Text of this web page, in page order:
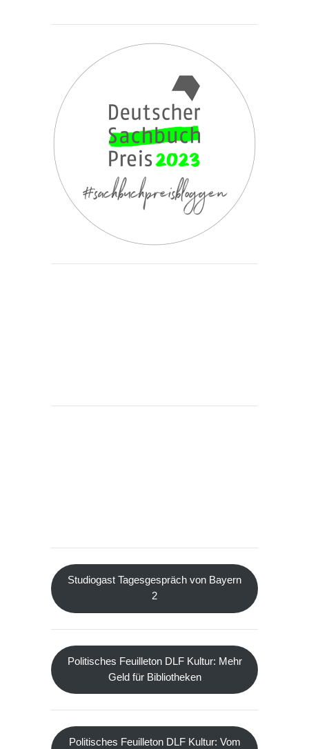
Studiogast Tagesgespräch von Bayern
2
Politisches Feuilleton DLF Kultur: Mehr
Geld für Bibliotheken
Politisches Feuilleton DLF Kultur: Vom